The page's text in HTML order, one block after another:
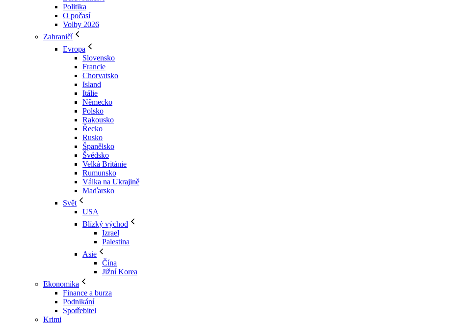
Politika
O počasí
Volby 2026
Zahraničí
Evropa
Slovensko
Francie
Chorvatsko
Island
Itálie
Německo
Polsko
Rakousko
Řecko
Rusko
Španělsko
Švédsko
Velká Británie
Rumunsko
Válka na Ukrajině
Maďarsko
Svět
USA
Blízký východ
Izrael
Palestina
Asie
Čína
Jižní Korea
Ekonomika
Finance a burza
Podnikání
Spotřebitel
Krimi